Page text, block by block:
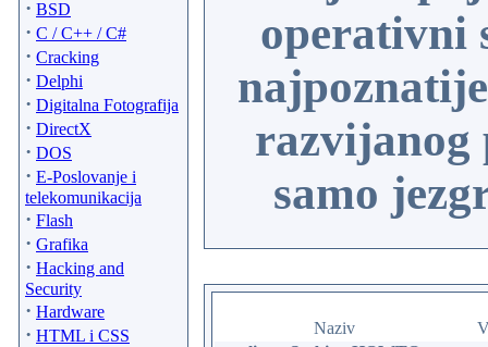
· BSD
· C / C++ / C#
· Cracking
· Delphi
· Digitalna Fotografija
· DirectX
· DOS
· E-Poslovanje i
telekomunikacija
· Flash
· Grafika
· Hacking and
Security
· Hardware
· HTML i CSS
operativni
razvijanog
samo
Naziv